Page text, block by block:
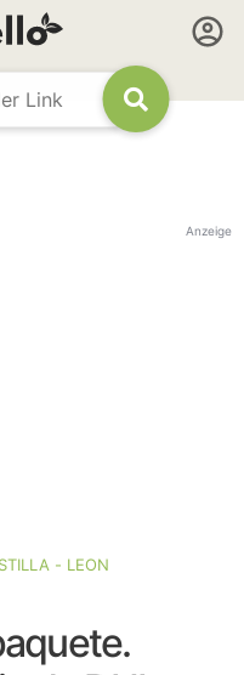
Anzeige
- LEON